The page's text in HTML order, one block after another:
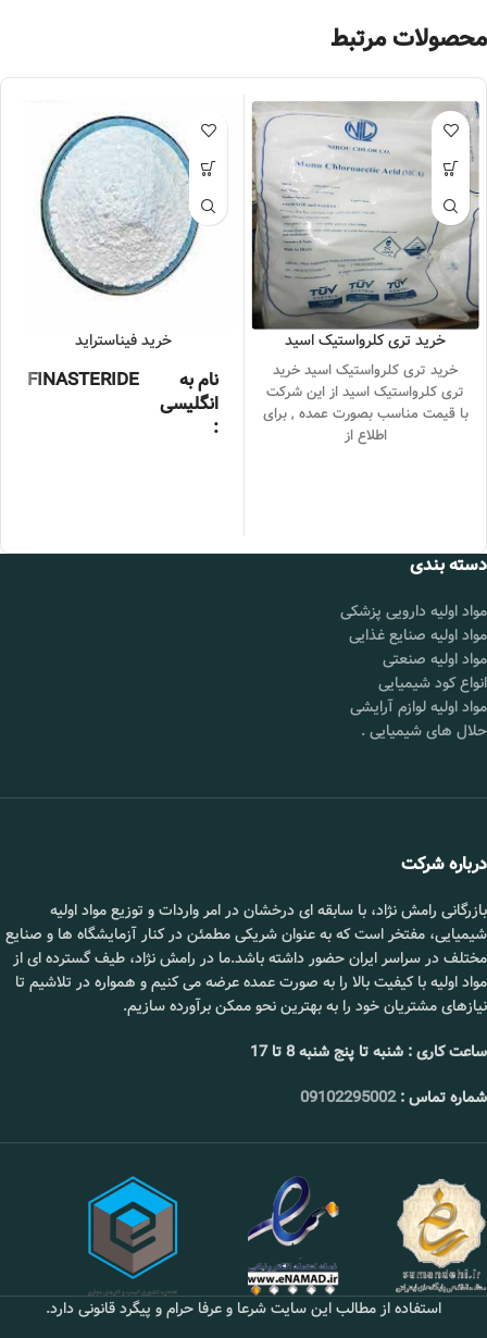
محصولات مرتبط
خرید تری کلرواستیک اسید
خرید تری کلرواستیک اسید خرید
تری کلرواستیک اسید از این شرکت
با قیمت مناسب بصورت عمده , برای
اطلاع از
خرید فیناستراید
نام به
انگلیسی
:
FINASTERIDE
برند :
چین
دسته بندی
مواد اولیه دارویی پزشکی
مواد اولیه صنایع غذایی
مواد اولیه صنعتی
انواع کود شیمیایی
مواد اولیه لوازم آرایشی
حلال های شیمیایی .
درباره شرکت
بازرگانی رامش نژاد، با سابقه ای درخشان در امر واردات و توزیع مواد اولیه
شیمیایی، مفتخر است که به عنوان شریکی مطمئن در کنار آزمایشگاه ها و صنایع
مختلف در سراسر ایران حضور داشته باشد.ما در رامش نژاد، طیف گسترده ای از
مواد اولیه با کیفیت بالا را به صورت عمده عرضه می کنیم و همواره در تلاشیم تا
نیازهای مشتریان خود را به بهترین نحو ممکن برآورده سازیم.
ساعت کاری : شنبه تا پنج شنبه 8 تا 17
شماره تماس :09102295002
استفاده از مطالب این سایت شرعا و عرفا حرام و پیگرد قانونی دارد.